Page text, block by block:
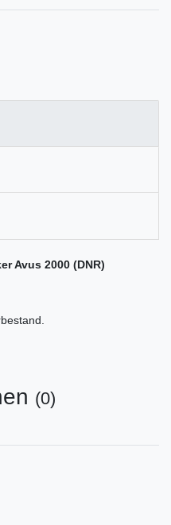
Avus 2000 (DNR)
(0)